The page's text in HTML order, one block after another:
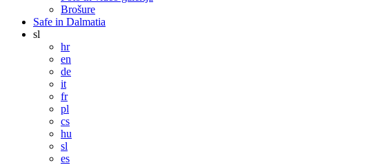
Brošure
Safe in Dalmatia
sl
hr
en
de
it
fr
pl
cs
hu
sl
es